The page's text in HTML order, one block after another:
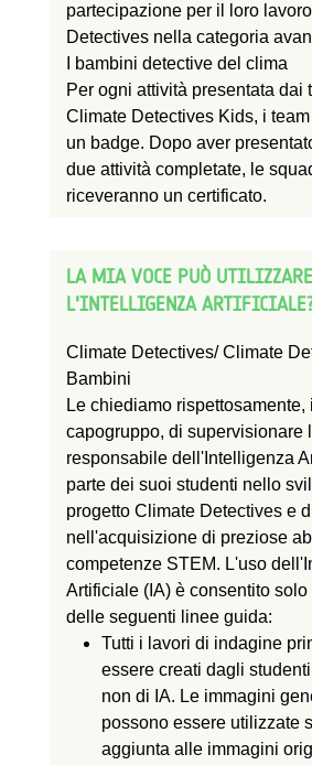
partecipazione per il loro
Detectives nella categoria
I bambini detective del clima
Per ogni attività presentata dai
Climate Detectives Kids, i
un badge. Dopo aver
due attività completate, le
riceveranno un certificato.
LA MIA VOCE PUÒ UTILIZZARE
L'INTELLIGENZA
Climate Detectives/ Climate
Bambini
Le chiediamo rispettosamente,
capogruppo, di supervisionare
responsabile dell'Intelligenza
parte dei suoi studenti nello
progetto Climate Detectives e
nell'acquisizione di preziose
competenze STEM. L'uso
Artificiale (IA) è consentito
delle seguenti linee guida:
Tutti i lavori di indagine
essere creati dagli
non di IA. Le immagini
possono essere utilizzate
aggiunta alle immagini